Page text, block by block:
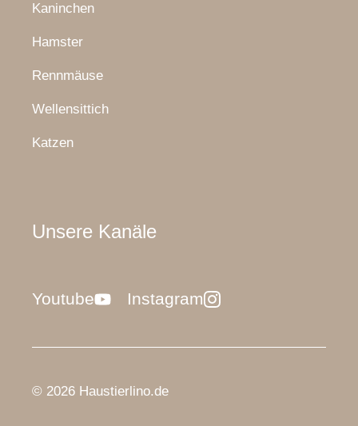
Kaninchen
Hamster
Rennmäuse
Wellensittich
Katzen
Unsere Kanäle
Youtube Instagram
© 2026 Haustierlino.de